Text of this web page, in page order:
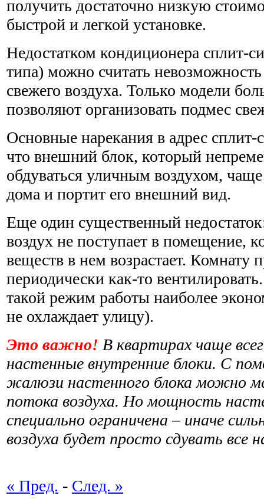
получить достаточно низкую
быстрой и легкой установке.
Недостатком кондиционера сплит-
типа) можно считать
свежего воздуха. Только модели
позволяют организовать подмес
Основные нарекания в адрес
что внешний блок, который
обдуваться уличным воздухом, чаще
дома и портит его внешний вид.
Еще один существенный
воздух не поступает в помещение,
веществ в нем возрастает. Комнату
периодически как-то
такой режим работы наиболее
не охлаждает улицу).
Это важно! В квартирах чаще
настенные внутренние блоки. С
жалюзи настенного блока можно
потока воздуха. Но мощность
специально ограничена – иначе
воздуха будет просто сдувать все
« Пред. - След. »